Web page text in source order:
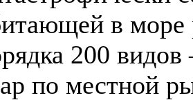
в море
200
по местной